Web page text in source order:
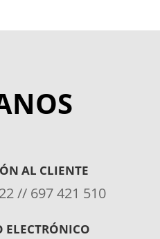
AL CLIENTE
// 697 421 510
ELECTRÓNICO